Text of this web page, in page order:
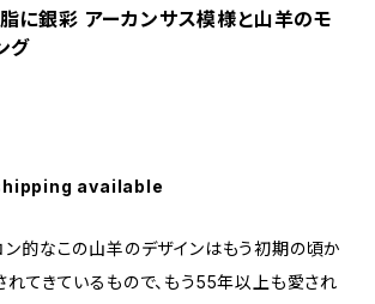
に銀彩 アーカンサス模様と山羊のモ
グ
available
ン的なこの山羊のデザインはもう初期の頃か
れてきているもので、もう55年以上も愛され